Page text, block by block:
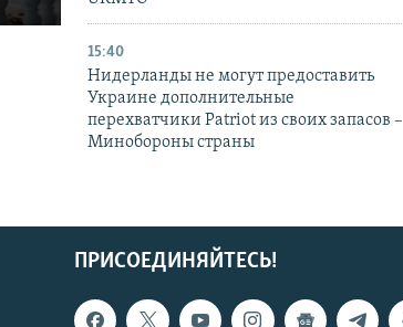
15:40
Нидерланды не могут предоставить
Украине дополнительные
перехватчики Patriot из своих запасов –
Минобороны страны
ПРИСОЕДИНЯЙТЕСЬ!